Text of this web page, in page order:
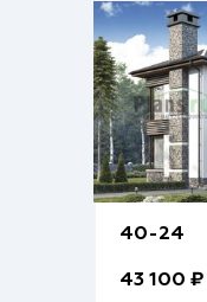
40-24
43 100 ₽